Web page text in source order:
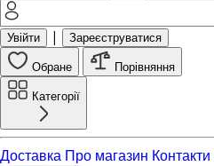
Увійти | Зареєструватися
Обране Порівняння
Категорії
Доставка Про магазин Контакти